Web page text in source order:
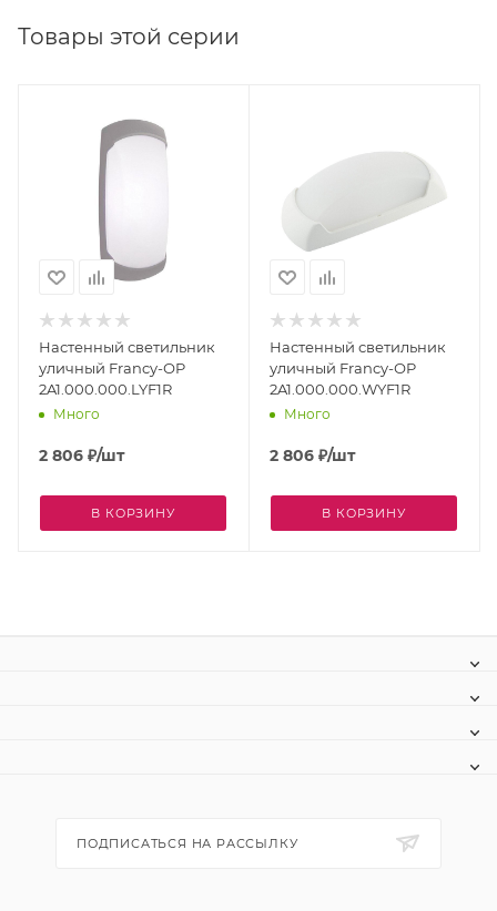
Товары этой серии
Настенный светильник
уличный Francy-ОP
2A1.000.000.LYF1R
Много
2 806 ₽/шт
В КОРЗИНУ
Настенный светильник
уличный Francy-ОP
2A1.000.000.WYF1R
Много
2 806 ₽/шт
В КОРЗИНУ
ПОДПИСАТЬСЯ НА РАССЫЛКУ